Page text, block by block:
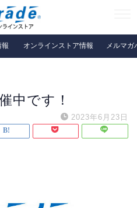
報 オンラインストア情報 メルマガ
中です！
2023年6月23日